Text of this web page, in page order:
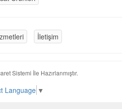
İletişim
Sistemi İle Hazırlanmıştır.
Language ▼